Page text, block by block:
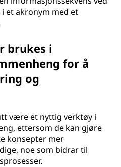
et akronym med et
brukes i
for å
og
være et nyttig verktøy i
ettersom de kan gjøre
konsepter mer
noe som bidrar til